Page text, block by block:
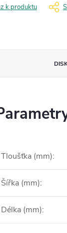
k produktu
Tloušťka (mm):
Šířka (mm):
Délka (mm):